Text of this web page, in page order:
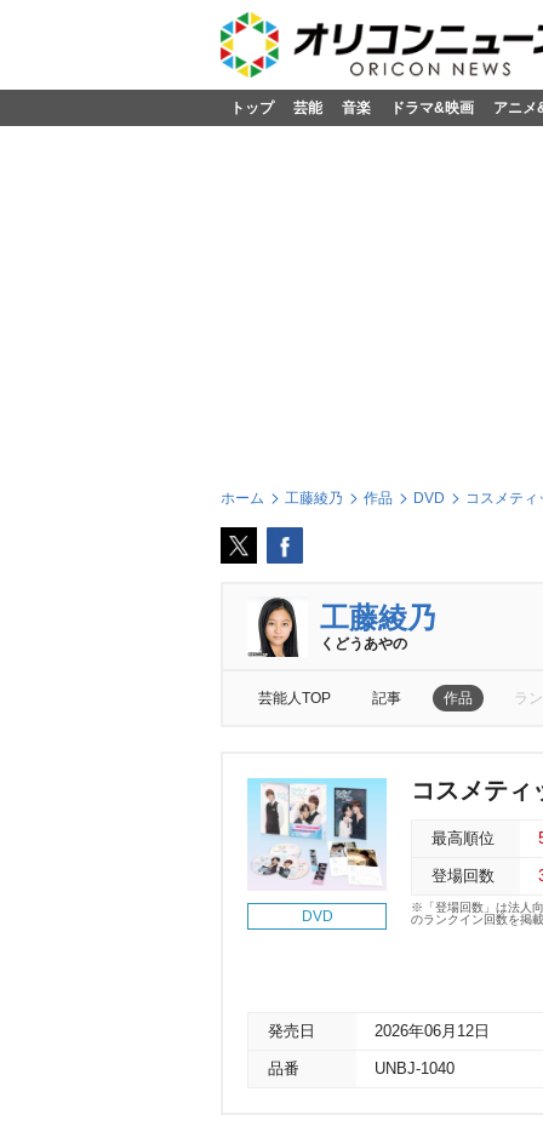
トップ 芸能 音楽 ドラマ&映画 アニメ
ホーム 工藤綾乃 作品 DVD コスメテ
工藤綾乃
くどうあやの
芸能人TOP 記事 作品 ラ
DVD
コスメティ
最高順位
登場回数
※「登場回数」は法人
のランクイン回数を掲
発売日 2026年06月12日
品番 UNBJ-1040